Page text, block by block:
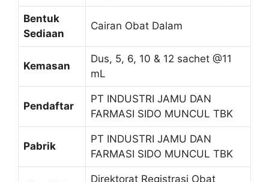
Bentuk
Sediaan
Cairan Obat Dalam
Kemasan
Dus, 5, 6, 10 & 12 sachet @11
mL
Pendaftar
PT INDUSTRI JAMU DAN
FARMASI SIDO MUNCUL TBK
Pabrik
PT INDUSTRI JAMU DAN
FARMASI SIDO MUNCUL TBK
Direktorat Registrasi Obat